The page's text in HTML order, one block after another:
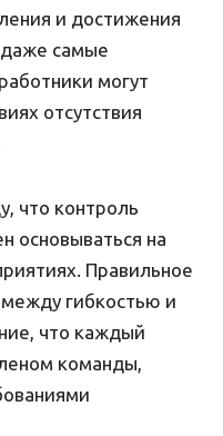
и достижения
даже самые
могут
отсутствия
что контроль
основываться на
Правильное
гибкостью и
что каждый
команды,